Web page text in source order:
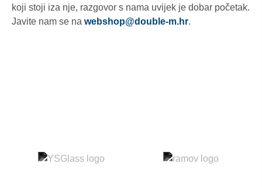
koji stoji iza nje, razgovor s nama uvijek je dobar početak.
Javite nam se na webshop@double-m.hr.